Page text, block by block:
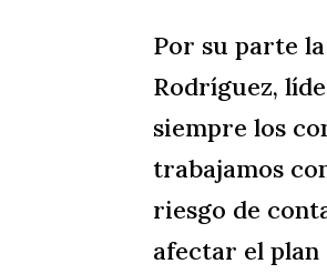
Por su parte
Rodríguez,
siempre los
trabajamos
riesgo de
afectar el